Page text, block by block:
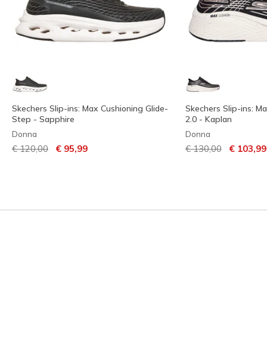
Skechers Slip-ins: Max Cushioning Glide-
Step - Sapphire
Donna
Prezzo ridotto da
€ 120,00 per
€ 95,99
Skechers Slip-ins:
2.0 - Kaplan
Donna
Prezzo ridotto da
€ 130,00per€ 103,99